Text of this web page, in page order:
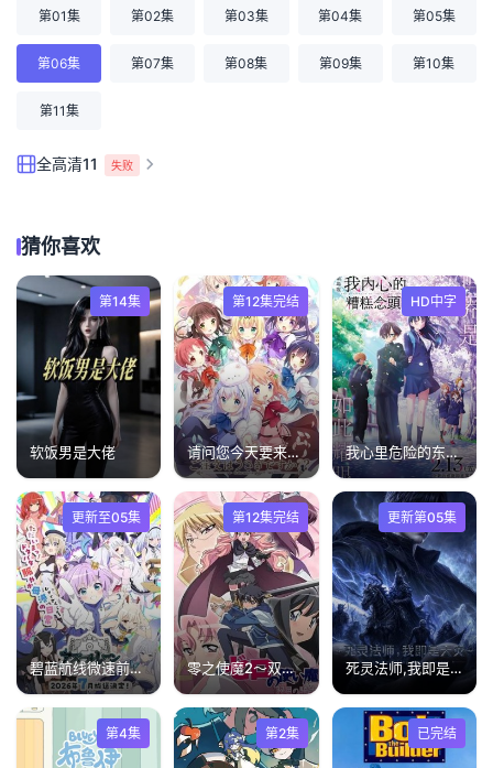
第01集 第02集 第03集 第04集 第05集
第06集 第07集 第08集 第09集 第10集
第11集
全高清11 失败
猜你喜欢
第14集
软饭男是大佬
第12集完结
请问您今天要来点兔子吗，第二季
HD中字
我心里危险的东西剧场版
更新至05集
碧蓝航线微速前行第2季
第12集完结
零之使魔2～双月的骑士
更新第05集
死灵法师,我即是天灾(2026)
第4集 第2集 已完结